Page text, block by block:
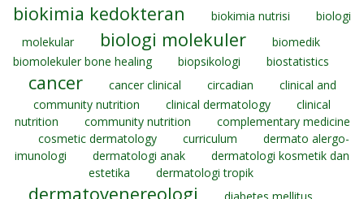
biokimia kedokteran biokimia nutrisi
biologi
molekular
biologi molekuler
biomedik
biomolekuler bone healing
biopsikologi biostatistics
cancer cancer clinical circadian
clinical and
community nutrition
clinical dermatology
clinical
nutrition
community nutrition
complementary medicine
cosmetic dermatology
curriculum
dermato alergo-
imunologi
dermatologi anak
dermatologi kosmetik dan
estetika
dermatologi tropik
dermatovenereologi